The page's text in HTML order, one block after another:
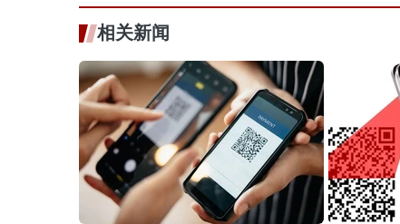
相关新闻